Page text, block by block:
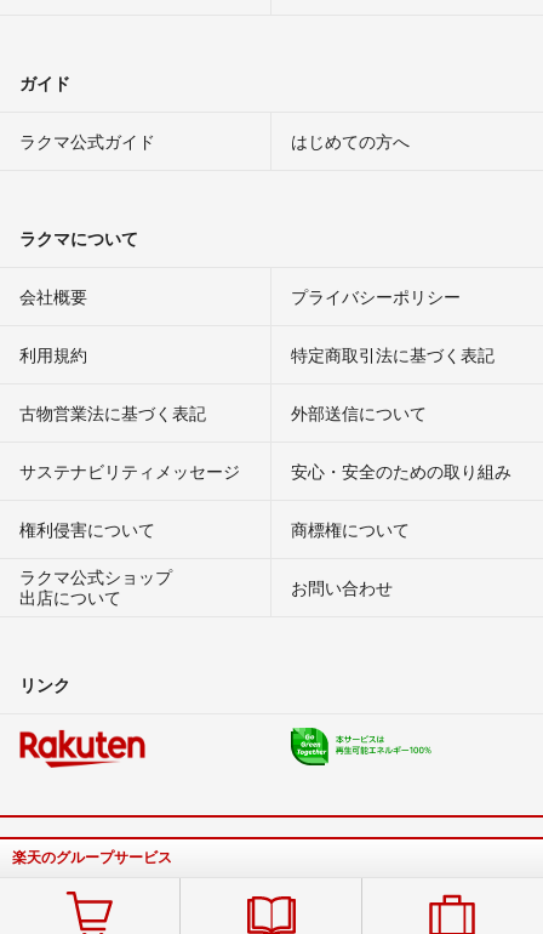
ガイド
ラクマ公式ガイド はじめての方へ
ラクマについて
会社概要 プライバシーポリシー
利用規約 特定商取引法に基づく表記
古物営業法に基づく表記 外部送信について
サステナビリティメッセージ 安心・安全のための取り組み
権利侵害について
商標権について
ラクマ公式ショップ
出店について
お問い合わせ
リンク
楽天のグループサービス